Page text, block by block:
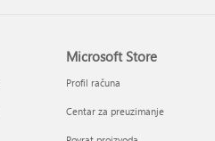
Microsoft Store
Profil računa
Centar za preuzimanje